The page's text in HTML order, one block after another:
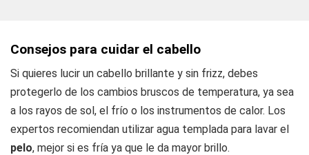
Consejos para cuidar el cabello
Si quieres lucir un cabello brillante y sin frizz, debes
protegerlo de los cambios bruscos de temperatura, ya sea
a los rayos de sol, el frío o los instrumentos de calor. Los
expertos recomiendan utilizar agua templada para lavar el
pelo, mejor si es fría ya que le da mayor brillo.